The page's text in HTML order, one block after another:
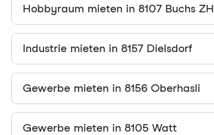
Hobbyraum mieten in 8107 Buchs ZH
Industrie mieten in 8157 Dielsdorf
Gewerbe mieten in 8156 Oberhasli
Gewerbe mieten in 8105 Watt